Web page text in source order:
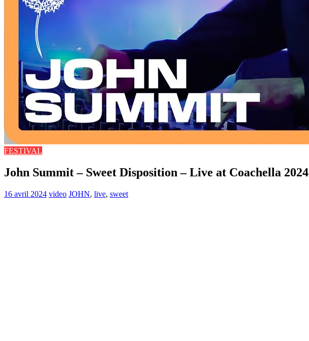
FESTIVAL
John Summit – Sweet Disposition – Live at Coachella 2024
16 avril 2024 video JOHN, live, sweet